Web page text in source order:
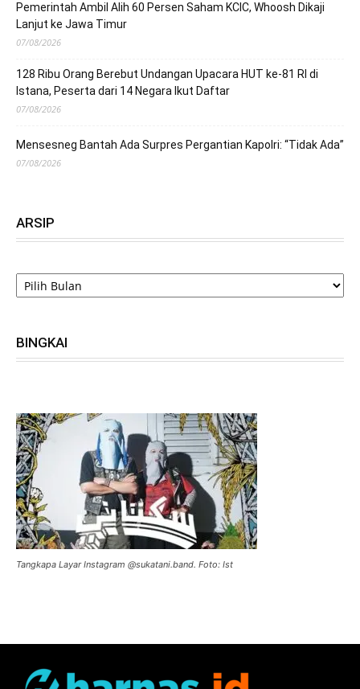
Pemerintah Ambil Alih 60 Persen Saham KCIC, Whoosh Dikaji
Lanjut ke Jawa Timur
07/08/2026
128 Ribu Orang Berebut Undangan Upacara HUT ke-81 RI di
Istana, Peserta dari 14 Negara Ikut Daftar
07/08/2026
Mensesneg Bantah Ada Surpres Pergantian Kapolri: “Tidak Ada”
07/08/2026
ARSIP
ARSIP
BINGKAI
Tangkapa Layar Instagram @sukatani.band. Foto: Ist